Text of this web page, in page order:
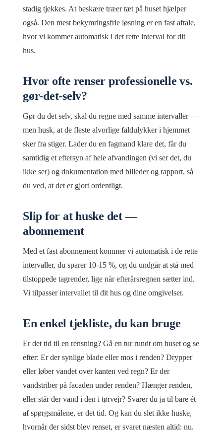
stadig tjekkes. At beskære træer tæt på huset hjælper
også. Den mest bekymringsfrie løsning er en fast aftale,
hvor vi kommer automatisk i det rette interval for dit
hus.
Hvor ofte renser professionelle vs.
gør-det-selv?
Gør du det selv, skal du regne med samme intervaller —
men husk, at de fleste alvorlige faldulykker i hjemmet
sker fra stiger. Lader du en fagmand klare det, får du
samtidig et eftersyn af hele afvandingen (vi ser det, du
ikke ser) og dokumentation med billeder og rapport, så
du ved, at det er gjort ordentligt.
Slip for at huske det —
abonnement
Med et fast abonnement kommer vi automatisk i de rette
intervaller, du sparer 10-15 %, og du undgår at stå med
tilstoppede tagrender, lige når efterårsregnen sætter ind.
Vi tilpasser intervallet til dit hus og dine omgivelser.
En enkel tjekliste, du kan bruge
Er det tid til en rensning? Gå en tur rundt om huset og se
efter: Er der synlige blade eller mos i renden? Drypper
eller løber vandet over kanten ved regn? Er der
vandstriber på facaden under renden? Hænger renden,
eller står der vand i den i tørvejr? Svarer du ja til bare ét
af spørgsmålene, er det tid. Og kan du slet ikke huske,
hvornår der sidst blev renset, er svaret næsten altid: nu.